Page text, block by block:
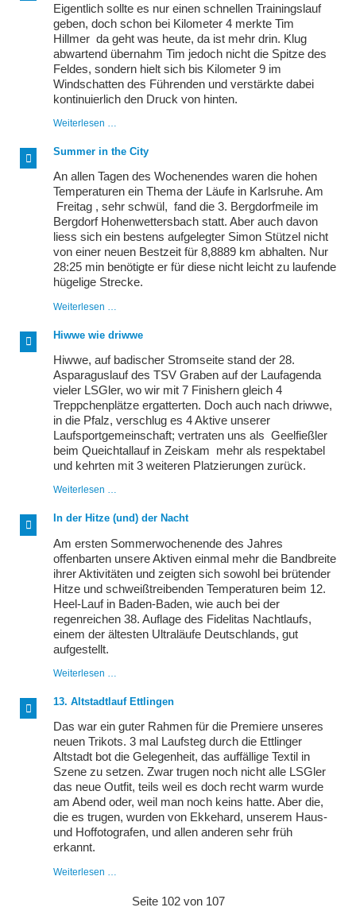
Eigentlich sollte es nur einen schnellen Trainingslauf
geben, doch schon bei Kilometer 4 merkte Tim
Hillmer da geht was heute, da ist mehr drin. Klug
abwartend übernahm Tim jedoch nicht die Spitze des
Feldes, sondern hielt sich bis Kilometer 9 im
Windschatten des Führenden und verstärkte dabei
kontinuierlich den Druck von hinten.
Weiterlesen …
gewinnt
14.
Weiherer
Hardtseelauf
Summer in the City
An allen Tagen des Wochenendes waren die hohen
Temperaturen ein Thema der Läufe in Karlsruhe. Am
Freitag , sehr schwül, fand die 3. Bergdorfmeile im
Bergdorf Hohenwettersbach statt. Aber auch davon
liess sich ein bestens aufgelegter Simon Stützel nicht
von einer neuen Bestzeit für 8,8889 km abhalten. Nur
28:25 min benötigte er für diese nicht leicht zu laufende
hügelige Strecke.
Weiterlesen …
the
City
Hiwwe wie driwwe
Hiwwe, auf badischer Stromseite stand der 28.
Asparaguslauf des TSV Graben auf der Laufagenda
vieler LSGler, wo wir mit 7 Finishern gleich 4
Treppchenplätze ergatterten. Doch auch nach driwwe,
in die Pfalz, verschlug es 4 Aktive unserer
Laufsportgemeinschaft; vertraten uns als Geelfießler
beim Queichtallauf in Zeiskam mehr als respektabel
und kehrten mit 3 weiteren Platzierungen zurück.
Weiterlesen …
driwwe
In der Hitze (und) der Nacht
Am ersten Sommerwochenende des Jahres
offenbarten unsere Aktiven einmal mehr die Bandbreite
ihrer Aktivitäten und zeigten sich sowohl bei brütender
Hitze und schweißtreibenden Temperaturen beim 12.
Heel-Lauf in Baden-Baden, wie auch bei der
regenreichen 38. Auflage des Fidelitas Nachtlaufs,
einem der ältesten Ultraläufe Deutschlands, gut
aufgestellt.
Weiterlesen …
Hitze
(und)
Nacht
13. Altstadtlauf Ettlingen
Das war ein guter Rahmen für die Premiere unseres
neuen Trikots. 3 mal Laufsteg durch die Ettlinger
Altstadt bot die Gelegenheit, das auffällige Textil in
Szene zu setzen. Zwar trugen noch nicht alle LSGler
das neue Outfit, teils weil es doch recht warm wurde
am Abend oder, weil man noch keins hatte. Aber die,
die es trugen, wurden von Ekkehard, unserem Haus-
und Hoffotografen, und allen anderen sehr früh
erkannt.
Weiterlesen …
Seite 102 von 107